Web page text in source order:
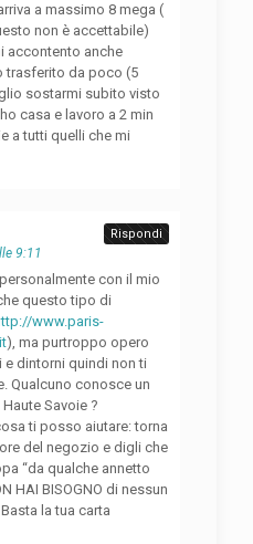
a massimo 8 mega (
non è accettabile)
accontento anche
trasferito da poco (5
sostarmi subito visto
casa e lavoro a 2 min
a tutti quelli che mi
9:11
con il mio
questo tipo di
www.paris-
), ma purtroppo opero
e dintorni quindi non ti
Qualcuno conosce un
Savoie ?
ti posso aiutare: torna
del negozio e digli che
“da qualche annetto
HAI BISOGNO di nessun
la tua carta
Rispondi